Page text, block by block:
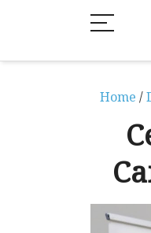
Home /